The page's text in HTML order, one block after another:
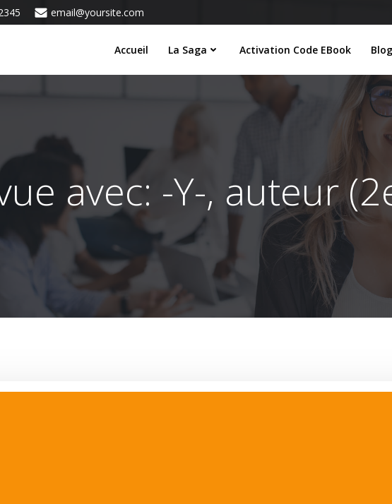
email@yoursite.com
Accueil La Saga Activation Code EBook Blog
avec: -Y-, auteur